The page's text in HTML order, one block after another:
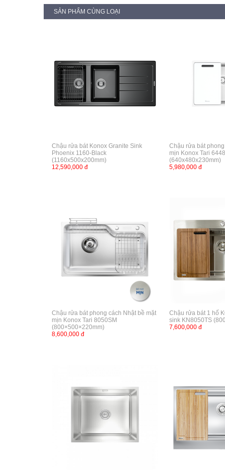
SẢN PHẨM CÙNG LOẠI
Chậu rửa bát Konox Granite Sink
Phoenix 1160-Black
(1160x500x200mm)
12,590,000 đ
Chậu rửa bát
mịn Konox Tari
(640x480x230mm)
5,980,000 đ
Chậu rửa bát phong cách Nhật bề mặt
mịn Konox Tari 8050SM
(800×500×220mm)
8,600,000 đ
Chậu rửa bát 1 hố
sink KN8050TS
7,600,000 đ